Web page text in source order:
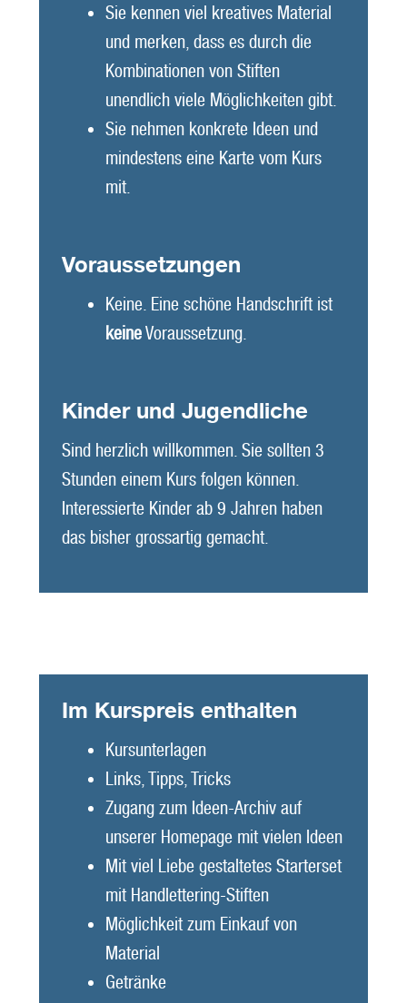
Sie kennen viel kreatives Material
und merken, dass es durch die
Kombinationen von Stiften
unendlich viele Möglichkeiten gibt.
Sie nehmen konkrete Ideen und
mindestens eine Karte vom Kurs
mit.
Voraussetzungen
Keine. Eine schöne Handschrift ist
keineVoraussetzung.
Kinder und Jugendliche
Sind herzlich willkommen. Sie sollten 3
Stunden einem Kurs folgen können.
Interessierte Kinder ab 9 Jahren haben
das bisher grossartig gemacht.
Im Kurspreis enthalten
Kursunterlagen
Links, Tipps, Tricks
Zugang zum Ideen-Archiv auf
unserer Homepage mit vielen Ideen
Mit viel Liebe gestaltetes Starterset
mit Handlettering-Stiften
Möglichkeit zum Einkauf von
Material
Getränke